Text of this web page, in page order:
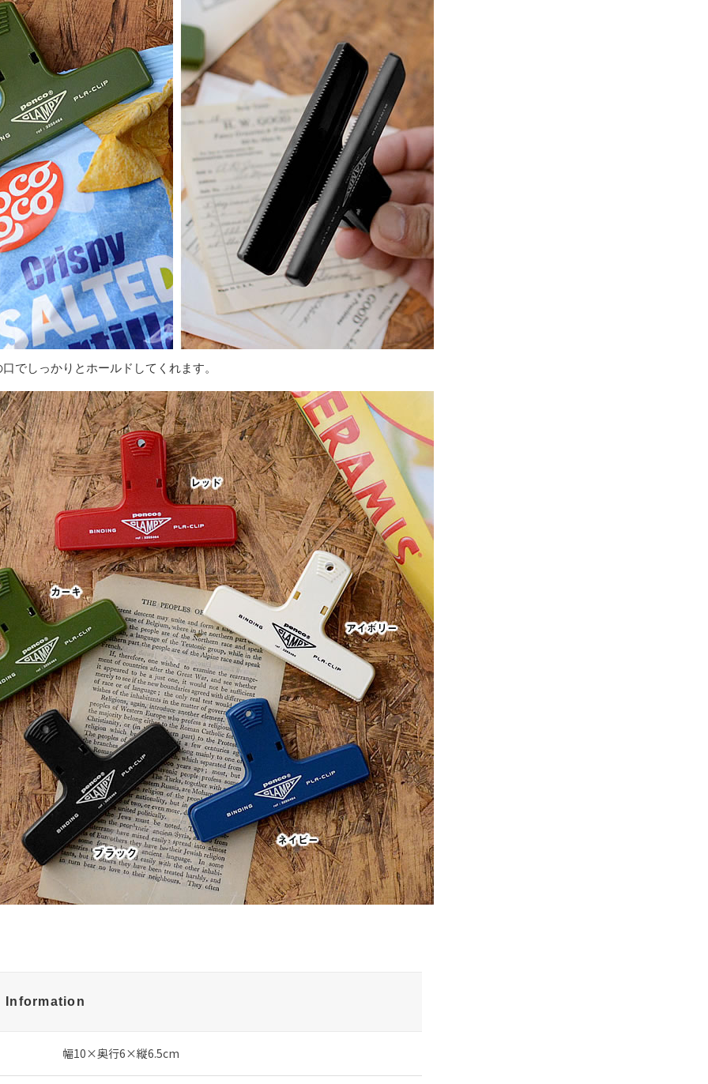
でしっかりとホールドしてくれます。
Information
幅10×奥行6×縦6.5cm